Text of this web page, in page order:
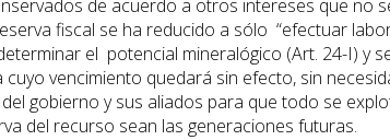
de acuerdo a otros intereses que no
fiscal se ha reducido a sólo “efectuar
el potencial mineralógico (Art. 24-I) y
cuyo vencimiento quedará sin efecto, sin
gobierno y sus aliados para que todo se
del recurso sean las generaciones futuras.